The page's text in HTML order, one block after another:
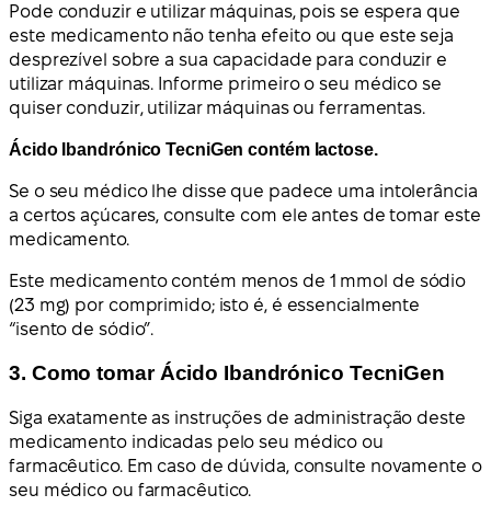
Pode conduzir e utilizar máquinas, pois se espera que
este medicamento não tenha efeito ou que este seja
desprezível sobre a sua capacidade para conduzir e
utilizar máquinas. Informe primeiro o seu médico se
quiser conduzir, utilizar máquinas ou ferramentas.
Ácido Ibandrónico TecniGen contém lactose.
Se o seu médico lhe disse que padece uma intolerância
a certos açúcares, consulte com ele antes de tomar este
medicamento.
Este medicamento contém menos de 1 mmol de sódio
(23 mg) por comprimido; isto é, é essencialmente
“isento de sódio”.
3. Como tomar Ácido Ibandrónico TecniGen
Siga exatamente as instruções de administração deste
medicamento indicadas pelo seu médico ou
farmacêutico. Em caso de dúvida, consulte novamente o
seu médico ou farmacêutico.